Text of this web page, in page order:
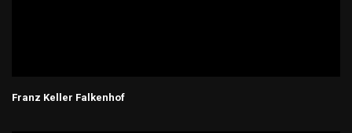
Franz Keller Falkenhof